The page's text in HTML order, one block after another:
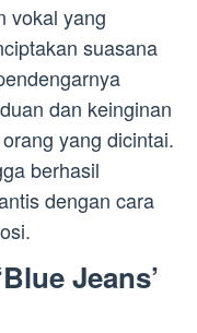
vokal yang
suasana
dan keinginan
yang dicintai.
berhasil
dengan cara
Jeans’